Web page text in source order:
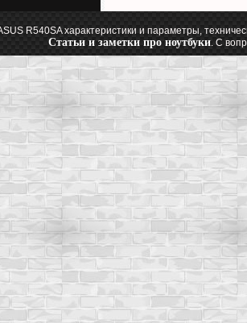
R540SA характеристики и параметры,
Статьи и заметки про ноутбуки. С